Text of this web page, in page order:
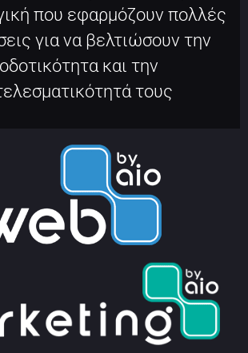
που εφαρμόζουν πολλές
για να βελτιώσουν την
και την
τους